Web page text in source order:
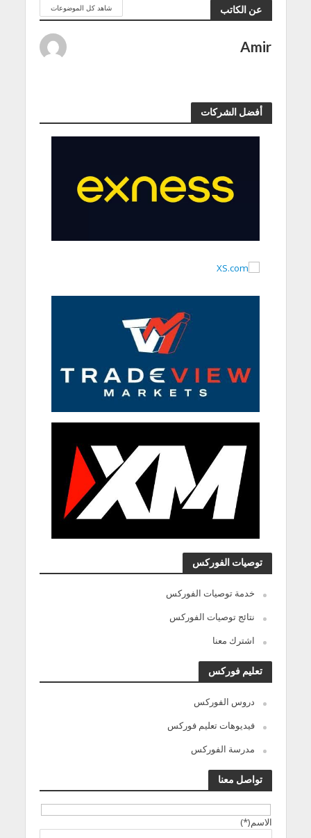
عن الكاتب شاهد كل الموضوعات
Amir
أفضل الشركات
توصيات الفوركس
خدمة توصيات الفوركس
نتائج توصيات الفوركس
اشترك معنا
تعليم فوركس
دروس الفوركس
فيديوهات تعليم فوركس
مدرسة الفوركس
تواصل معنا
الاسم(*)